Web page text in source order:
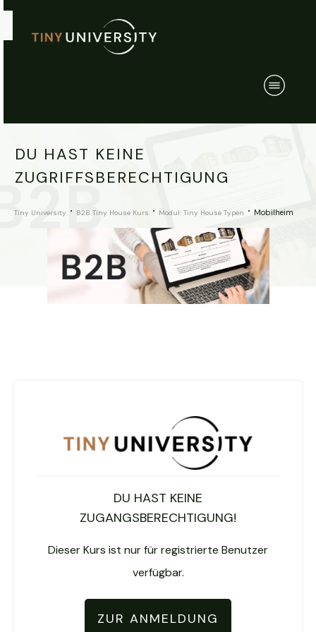
DU HAST KEINE
ZUGRIFFSBERECHTIGUNG
Tiny University B2B Tiny House Kurs Modul: Tiny House Typen Mobilheim
DU HAST KEINE
ZUGANGSBERECHTIGUNG!
Dieser Kurs ist nur für registrierte Benutzer
verfügbar.
ZUR ANMELDUNG